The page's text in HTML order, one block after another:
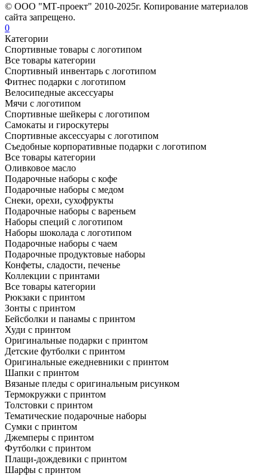
© ООО "МТ-проект" 2010-2025г. Копирование материалов
сайта запрещено.
0
Категории
Спортивные товары с логотипом
Все товары категории
Спортивный инвентарь с логотипом
Фитнес подарки с логотипом
Велосипедные аксессуары
Мячи с логотипом
Спортивные шейкеры с логотипом
Самокаты и гироскутеры
Спортивные аксессуары с логотипом
Съедобные корпоративные подарки с логотипом
Все товары категории
Оливковое масло
Подарочные наборы с кофе
Подарочные наборы с медом
Снеки, орехи, сухофрукты
Подарочные наборы с вареньем
Наборы специй с логотипом
Наборы шоколада с логотипом
Подарочные наборы с чаем
Подарочные продуктовые наборы
Конфеты, сладости, печенье
Коллекции с принтами
Все товары категории
Рюкзаки с принтом
Зонты с принтом
Бейсболки и панамы с принтом
Худи с принтом
Оригинальные подарки с принтом
Детские футболки с принтом
Оригинальные ежедневники с принтом
Шапки с принтом
Вязаные пледы с оригинальным рисунком
Термокружки с принтом
Толстовки с принтом
Тематические подарочные наборы
Сумки с принтом
Джемперы с принтом
Футболки с принтом
Плащи-дождевики с принтом
Шарфы с принтом